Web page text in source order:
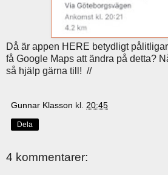
Då är appen HERE betydligt
få Google Maps att ändra på detta?
så hjälp gärna till! //
Gunnar Klasson kl. 20:45
Dela
4 kommentarer: